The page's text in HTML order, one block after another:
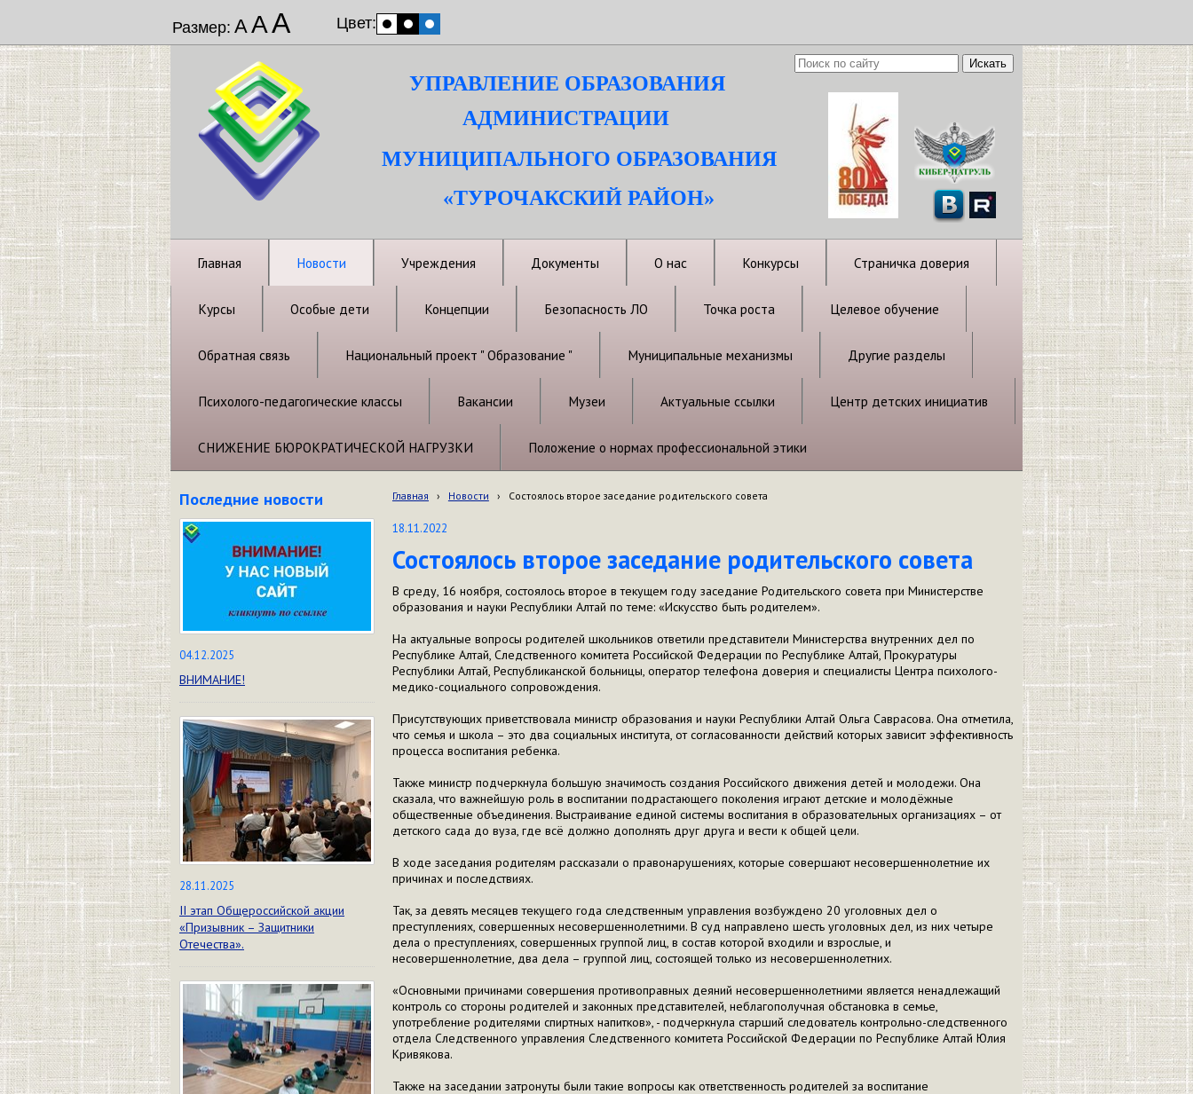
Размер: ААА Цвет:
УПРАВЛЕНИЕ ОБРАЗОВАНИЯ
АДМИНИСТРАЦИИ
МУНИЦИПАЛЬНОГО ОБРАЗОВАНИЯ
«ТУРОЧАКСКИЙ РАЙОН»
Главная Новости Учреждения Документы О нас Конкурсы Страничка доверия
Курсы Особые дети Концепции Безопасность ЛО Точка роста Целевое обучение
Обратная связь Национальный проект " Образование " Муниципальные механизмы Другие разделы
Психолого-педагогические классы Вакансии Музеи Актуальные ссылки Центр детских инициатив
СНИЖЕНИЕ БЮРОКРАТИЧЕСКОЙ НАГРУЗКИ Положение о нормах профессиональной этики
Последние новости
04.12.2025
ВНИМАНИЕ!
28.11.2025
II этап Общероссийской акции
«Призывник – Защитники
Отечества».
Главная › Новости › Состоялось второе заседание родительского совета
18.11.2022
Состоялось второе заседание родительского совета
В среду, 16 ноября, состоялось второе в текущем году заседание Родительского совета при Министерстве
образования и науки Республики Алтай по теме: «Искусство быть родителем».
На актуальные вопросы родителей школьников ответили представители Министерства внутренних дел по
Республике Алтай, Следственного комитета Российской Федерации по Республике Алтай, Прокуратуры
Республики Алтай, Республиканской больницы, оператор телефона доверия и специалисты Центра психолого-
медико-социального сопровождения.
Присутствующих приветствовала министр образования и науки Республики Алтай Ольга Саврасова. Она отметила,
что семья и школа – это два социальных института, от согласованности действий которых зависит эффективность
процесса воспитания ребенка.
Также министр подчеркнула большую значимость создания Российского движения детей и молодежи. Она
сказала, что важнейшую роль в воспитании подрастающего поколения играют детские и молодёжные
общественные объединения. Выстраивание единой системы воспитания в образовательных организациях – от
детского сада до вуза, где всё должно дополнять друг друга и вести к общей цели.
В ходе заседания родителям рассказали о правонарушениях, которые совершают несовершеннолетние их
причинах и последствиях.
Так, за девять месяцев текущего года следственным управления возбуждено 20 уголовных дел о
преступлениях, совершенных несовершеннолетними. В суд направлено шесть уголовных дел, из них четыре
дела о преступлениях, совершенных группой лиц, в состав которой входили и взрослые, и
несовершеннолетние, два дела – группой лиц, состоящей только из несовершеннолетних.
«Основными причинами совершения противоправных деяний несовершеннолетними является ненадлежащий
контроль со стороны родителей и законных представителей, неблагополучная обстановка в семье,
употребление родителями спиртных напитков», - подчеркнула старший следователь контрольно-следственного
отдела Следственного управления Следственного комитета Российской Федерации по Республике Алтай Юлия
Кривякова.
Также на заседании затронуты были такие вопросы как ответственность родителей за воспитание